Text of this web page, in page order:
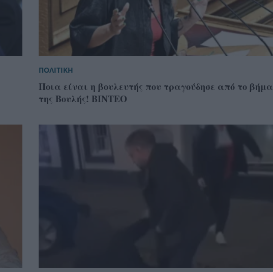
ΠΟΛΙΤΙΚΗ
Ποια είναι η βουλευτής που τραγούδησε από το βήμα
της Βουλής! ΒΙΝΤΕΟ